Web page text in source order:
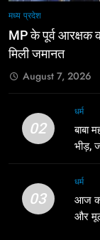
मध्य प्रदेश
MP के पूर्व आरक्षक
मिली जमानत
August 7, 2026
02
धर्म
बाबा
भीड़,
03
धर्म
आज
और